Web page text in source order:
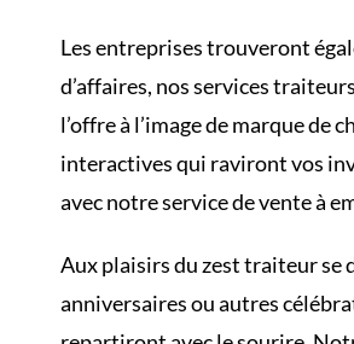
Les entreprises trouveront
d’affaires, nos services
l’offre à l’image de marque
interactives qui raviront vos
avec notre service de vente à
Aux plaisirs du zest traiteur se
anniversaires ou autres